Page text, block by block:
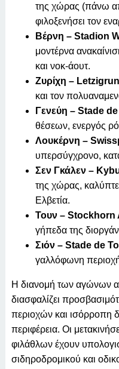
της χώρας (πάνω
φιλοξενήσει τον
Βέρνη – Stadion
μοντέρνα
και νοκ-άουτ.
Ζυρίχη –
και τον
Γενεύη – Stade
θέσεων, ενεργός
Λουκέρνη –
υπερσύγχρονο,
Σεν Γκάλεν –
της χώρας,
Ελβετία.
Τουν – Stockhorn
γήπεδα της
Σιόν – Stade de
γαλλόφωνη
Η διανομή των αγώνων
διασφαλίζει
περιοχών και ισόρροπη
περιφέρεια. Οι
φιλάθλων έχουν
σιδηροδρομικού και